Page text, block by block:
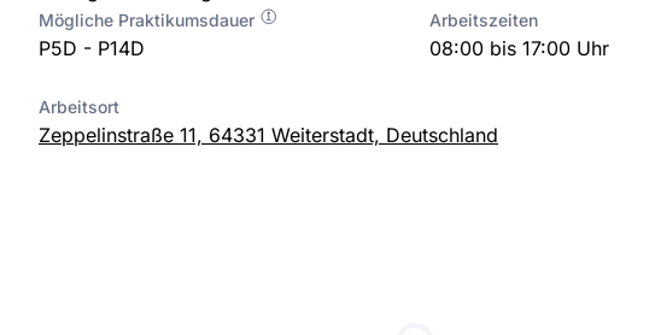
Mögliche Praktikumsdauer
P5D - P14D
Arbeitszeiten
08:00 bis 17:00 Uhr
Arbeitsort
Zeppelinstraße 11, 64331 Weiterstadt, Deutschland